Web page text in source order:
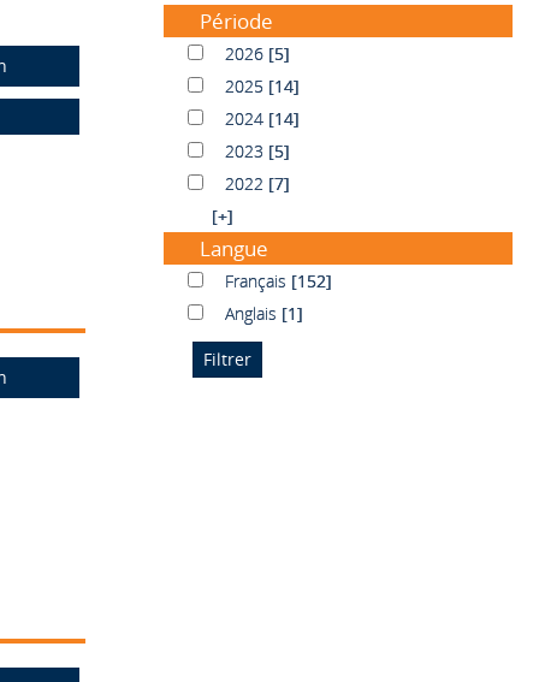
Période
20262026 [5]
20252025 [14]
20242024 [14]
20232023 [5]
20222022 [7]
[+]
Langue
FrançaisFrançais [152]
AnglaisAnglais [1]